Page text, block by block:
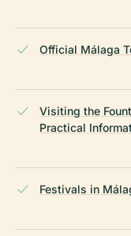
Official Málaga
Visiting the
Practical
Festivals in